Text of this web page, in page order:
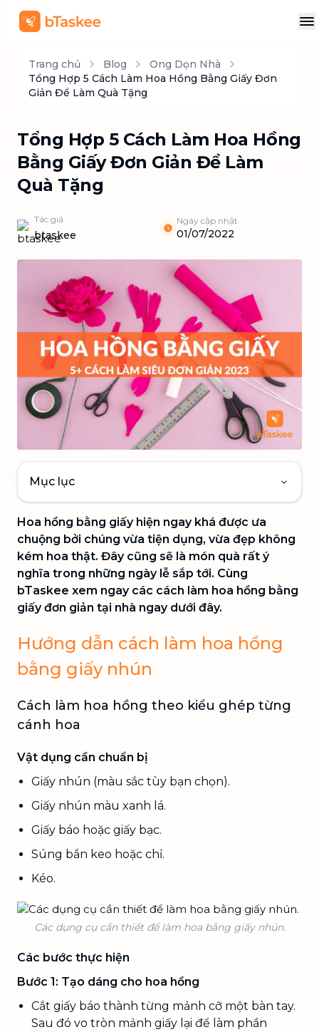
Trang chủ Blog
Ong Dọn Nhà
Tổng Hợp 5 Cách Làm Hoa Hồng Bằng Giấy Đơn
Giản Để Làm Quà Tặng
Tổng Hợp 5 Cách Làm Hoa Hồng
Bằng Giấy Đơn Giản Để Làm
Quà Tặng
Tác giả
btaskee
Ngày cập nhật
01/07/2022
Mục lục
Hoa hồng bằng giấy hiện ngay khá được ưa
chuộng bởi chúng vừa tiện dụng, vừa đẹp không
kém hoa thật. Đây cũng sẽ là món quà rất ý
nghĩa trong những ngày lễ sắp tới. Cùng
bTaskee xem ngay các cách làm hoa hồng bằng
giấy đơn giản tại nhà ngay dưới đây.
Hướng dẫn cách làm hoa hồng
bằng giấy nhún
Cách làm hoa hồng theo kiểu ghép từng
cánh hoa
Vật dụng cần chuẩn bị
Giấy nhún (màu sắc tùy bạn chọn).
Giấy nhún màu xanh lá.
Giấy báo hoặc giấy bạc.
Súng bắn keo hoặc chỉ.
Kéo.
Các dụng cụ cần thiết để làm hoa bằng giấy nhún.
Các bước thực hiện
Bước 1: Tạo dáng cho hoa hồng
Cắt giấy báo thành từng mảnh cỡ một bàn tay.
Sau đó vo tròn mảnh giấy lại để làm phần